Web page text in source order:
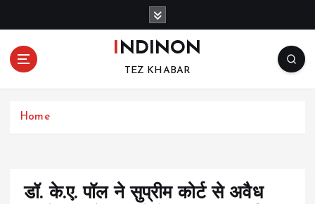
o
INDINON
TEZ KHABAR
Home
डॉ. के.ए. पॉल ने सुप्रीम कोर्ट से अवैध